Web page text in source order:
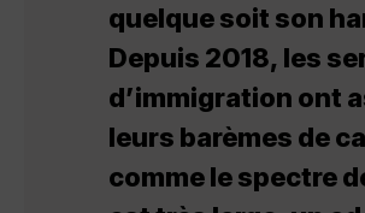
quelque soit son
Depuis 2018, les
d’immigration ont
leurs barèmes de
comme le spectre